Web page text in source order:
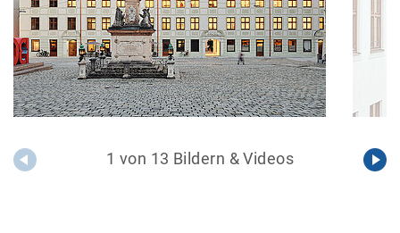
1 von 13 Bildern & Videos